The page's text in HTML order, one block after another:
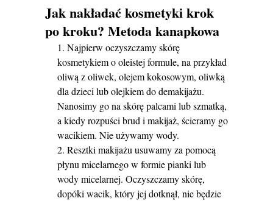
Jak nakładać kosmetyki krok
po kroku? Metoda kanapkowa
Najpierw oczyszczamy skórę
kosmetykiem o oleistej formule, na przykład
oliwą z oliwek, olejem kokosowym, oliwką
dla dzieci lub olejkiem do demakijażu.
Nanosimy go na skórę palcami lub szmatką,
a kiedy rozpuści brud i makijaż, ścieramy go
wacikiem. Nie używamy wody.
Resztki makijażu usuwamy za pomocą
płynu micelarnego w formie pianki lub
wody micelarnej. Oczyszczamy skórę,
dopóki wacik, który jej dotknął, nie będzie